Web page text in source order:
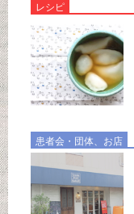
レシピ
患者会・団体、お店